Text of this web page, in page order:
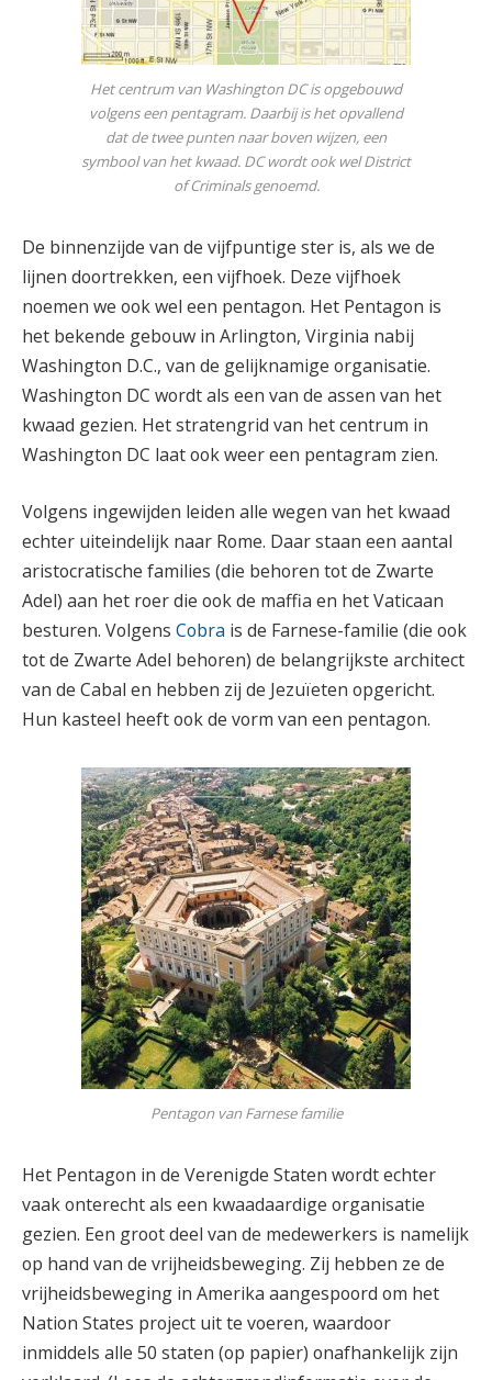
Het centrum van Washington DC is opgebouwd
volgens een pentagram. Daarbij is het opvallend
dat de twee punten naar boven wijzen, een
symbool van het kwaad. DC wordt ook wel District
of Criminals genoemd.
De binnenzijde van de vijfpuntige ster is, als we de
lijnen doortrekken, een vijfhoek. Deze vijfhoek
noemen we ook wel een pentagon. Het Pentagon is
het bekende gebouw in Arlington, Virginia nabij
Washington D.C., van de gelijknamige organisatie.
Washington DC wordt als een van de assen van het
kwaad gezien. Het stratengrid van het centrum in
Washington DC laat ook weer een pentagram zien.
Volgens ingewijden leiden alle wegen van het kwaad
echter uiteindelijk naar Rome. Daar staan een aantal
aristocratische families (die behoren tot de Zwarte
Adel) aan het roer die ook de maffia en het Vaticaan
besturen. Volgens Cobra is de Farnese-familie (die ook
tot de Zwarte Adel behoren) de belangrijkste architect
van de Cabal en hebben zij de Jezuïeten opgericht.
Hun kasteel heeft ook de vorm van een pentagon.
Pentagon van Farnese familie
Het Pentagon in de Verenigde Staten wordt echter
vaak onterecht als een kwaadaardige organisatie
gezien. Een groot deel van de medewerkers is namelijk
op hand van de vrijheidsbeweging. Zij hebben ze de
vrijheidsbeweging in Amerika aangespoord om het
Nation States project uit te voeren, waardoor
inmiddels alle 50 staten (op papier) onafhankelijk zijn